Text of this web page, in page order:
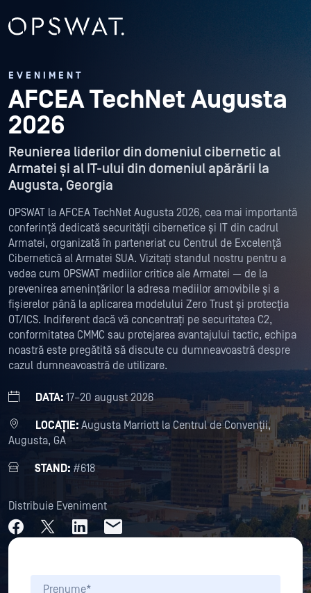
EVENIMENT
AFCEA TechNet Augusta
2026
Reunierea liderilor din domeniul cibernetic al
Armatei și al IT-ului din domeniul apărării la
Augusta, Georgia
OPSWAT la AFCEA TechNet Augusta 2026, cea mai importantă
conferință dedicată securității cibernetice și IT din cadrul
Armatei, organizată în parteneriat cu Centrul de Excelență
Cibernetică al Armatei SUA. Vizitați standul nostru pentru a
vedea cum OPSWAT mediilor critice ale Armatei — de la
prevenirea amenințărilor la adresa mediilor amovibile și a
fișierelor până la aplicarea modelului Zero Trust și protecția
OT/ICS. Indiferent dacă vă concentrați pe securitatea C2,
conformitatea CMMC sau protejarea avantajului tactic, echipa
noastră este pregătită să discute cu dumneavoastră despre
cazul dumneavoastră de utilizare.
DATA: 17–20 august 2026
LOCAȚIE: Augusta Marriott la Centrul de Convenții,
Augusta, GA
STAND: #618
Distribuie Eveniment